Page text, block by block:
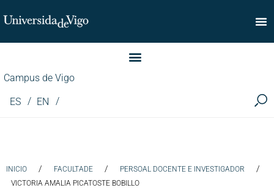
Facultade de Comercio
Campus de Vigo
ES EN
INICIO / FACULTADE / PERSOAL DOCENTE E INVESTIGADOR /
VICTORIA AMALIA PICATOSTE BOBILLO